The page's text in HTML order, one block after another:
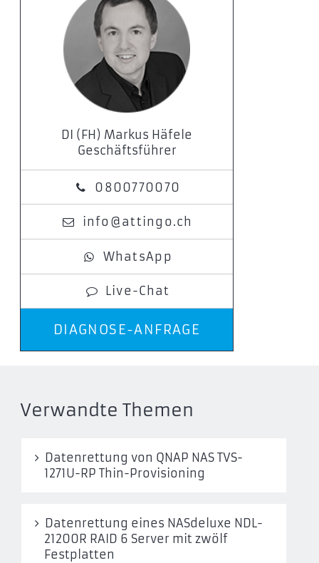
DI (FH) Markus Häfele
Geschäftsführer
0800770070
info@attingo.ch
WhatsApp
Live-Chat
DIAGNOSE-ANFRAGE
Verwandte Themen
Datenrettung von QNAP NAS TVS-
1271U-RP Thin-Provisioning
Datenrettung eines NASdeluxe NDL-
21200R RAID 6 Server mit zwölf
Festplatten